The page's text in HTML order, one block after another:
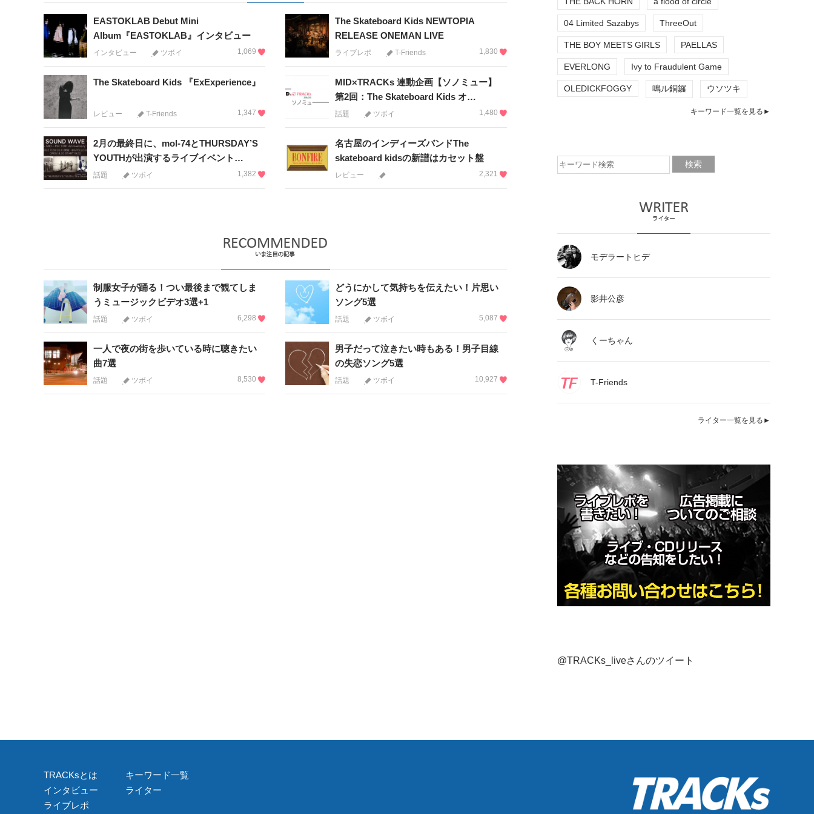
EASTOKLAB Debut Mini
Album『EASTOKLAB』インタビュー
インタビュー ツボイ 1,069
The Skateboard Kids NEWTOPIA
RELEASE ONEMAN LIVE
ライブレポ T-Friends 1,830
The Skateboard Kids 『ExExperience』
レビュー T-Friends 1,347
MID×TRACKs 連動企画【ソノミュー】
第2回：The Skateboard Kids オ…
話題 ツボイ 1,480
2月の最終日に、mol-74とTHURSDAY’S
YOUTHが出演するライブイベント…
話題 ツボイ 1,382
名古屋のインディーズバンドThe
skateboard kidsの新譜はカセット盤
レビュー 2,321
制服女子が踊る！つい最後まで観てしま
うミュージックビデオ3選+1
話題 ツボイ 6,298
どうにかして気持ちを伝えたい！片思い
ソング5選
話題 ツボイ 5,087
一人で夜の街を歩いている時に聴きたい
曲7選
話題 ツボイ 8,530
男子だって泣きたい時もある！男子目線
の失恋ソング5選
話題 ツボイ 10,927
04 Limited Sazabys ThreeOut
THE BOY MEETS GIRLS PAELLAS
EVERLONG Ivy to Fraudulent Game
OLEDICKFOGGY 鳴ル銅鑼 ウソツキ
キーワード一覧を見る►
モデラートヒデ
影井公彦
くーちゃん
T-Friends
ライター一覧を見る►
@TRACKs_liveさんのツイート
TRACKsとは
インタビュー
ライブレポ
キーワード一覧
ライター